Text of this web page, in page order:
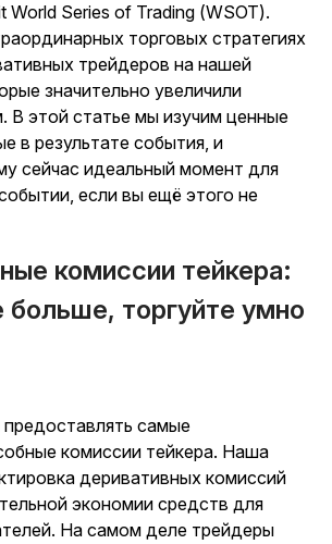
Series of Trading (WSOT).
торговых стратегиях
трейдеров на нашей
значительно увеличили
В этой статье мы изучим ценные
в результате события, и
сейчас идеальный момент для
если вы ещё этого не
комиссии тейкера:
больше, торгуйте умно
самые
комиссии тейкера. Наша
деривативных комиссий
экономии средств для
На самом деле трейдеры